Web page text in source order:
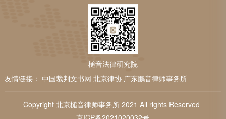
槌音法律研究院
友情链接： 中国裁判文书网 北京律协 广东鹏音律师事务所
Copyright 北京槌音律师事务所 2021 All rights Reserved